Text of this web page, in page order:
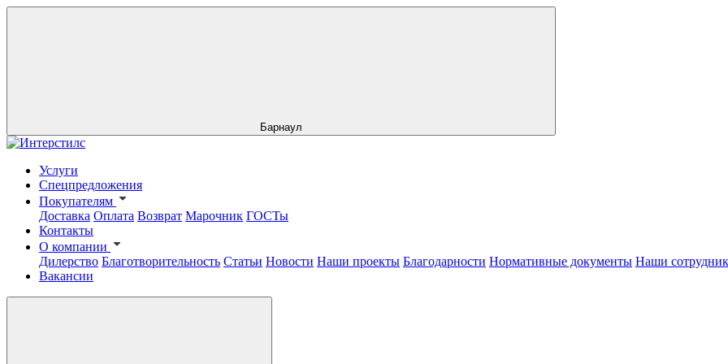
Барнаул
Услуги
Спецпредложения
Покупателям
Доставка Оплата Возврат Марочник ГОСТы
Контакты
О компании
Дилерство Благотворительность Статьи Новости Наши проекты Благодарности Нормативные документы Наши
Вакансии